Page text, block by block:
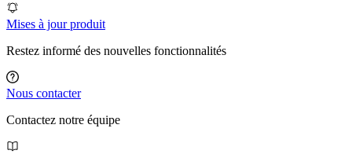
Mises à jour produit
Restez informé des nouvelles fonctionnalités
Nous contacter
Contactez notre équipe